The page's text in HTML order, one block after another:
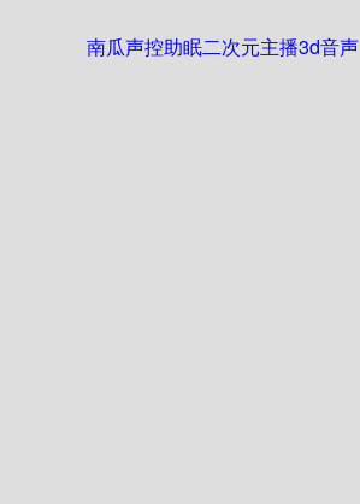
南瓜声控助眠二次元主播3d音声